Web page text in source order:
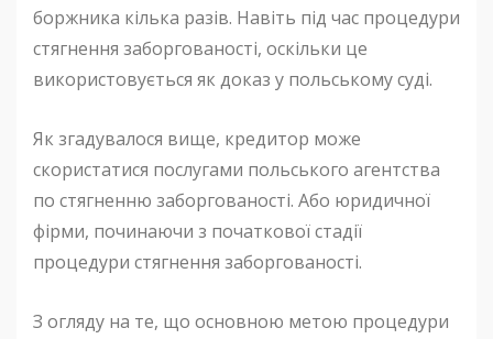
боржника кілька разів. Навіть під час процедури
стягнення заборгованості, оскільки це
використовується як доказ у польському суді.
Як згадувалося вище, кредитор може
скористатися послугами польського агентства
по стягненню заборгованості. Або юридичної
фірми, починаючи з початкової стадії
процедури стягнення заборгованості.
З огляду на те, що основною метою процедури